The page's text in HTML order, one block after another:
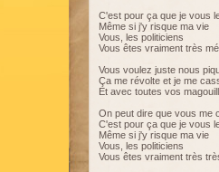
C'est pour ça que je vous
Même si j'y risque ma vie
Vous, les politiciens
Vous êtes vraiment très
Vous voulez juste nous
Ça me révolte et je me
Et avec toutes vos
On peut dire que vous me
C'est pour ça que je vous
Même si j'y risque ma vie
Vous, les politiciens
Vous êtes vraiment très